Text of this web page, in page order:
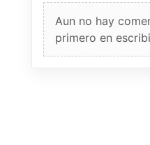
Aun no hay
primero en